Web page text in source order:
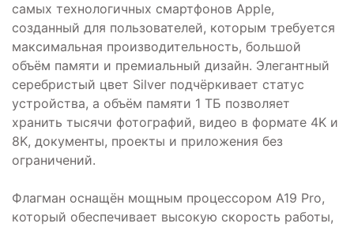
самых технологичных смартфонов Apple,
созданный для пользователей, которым требуется
максимальная производительность, большой
объём памяти и премиальный дизайн. Элегантный
серебристый цвет Silver подчёркивает статус
устройства, а объём памяти 1 ТБ позволяет
хранить тысячи фотографий, видео в формате 4K и
8K, документы, проекты и приложения без
ограничений.
Флагман оснащён мощным процессором A19 Pro,
который обеспечивает высокую скорость работы,